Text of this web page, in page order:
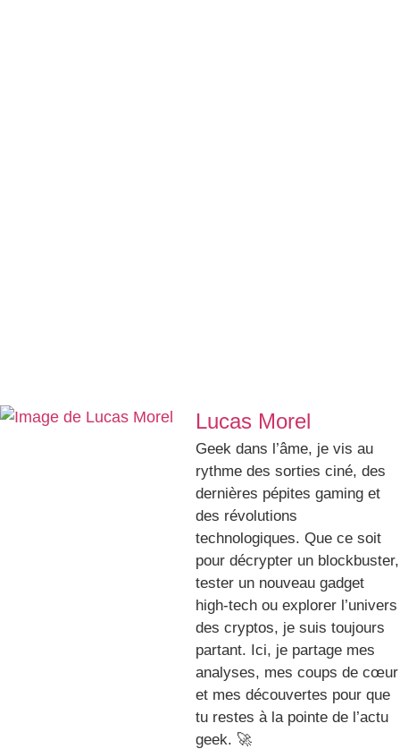
Lucas Morel
Geek dans l’âme, je vis au
rythme des sorties ciné, des
dernières pépites gaming et
des révolutions
technologiques. Que ce soit
pour décrypter un blockbuster,
tester un nouveau gadget
high-tech ou explorer l’univers
des cryptos, je suis toujours
partant. Ici, je partage mes
analyses, mes coups de cœur
et mes découvertes pour que
tu restes à la pointe de l’actu
geek. 🚀